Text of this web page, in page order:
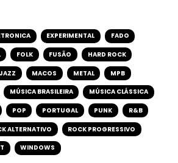
EXPERIMENTAL FADO
FOLK FUSÃO HARD ROCK
JAZZ MACOS METAL MPB
MÚSICA BRASILEIRA MÚSICA CLÁSSICA
POP PORTUGAL PUNK R&B
ALTERNATIVO ROCK PROGRESSIVO
WINDOWS